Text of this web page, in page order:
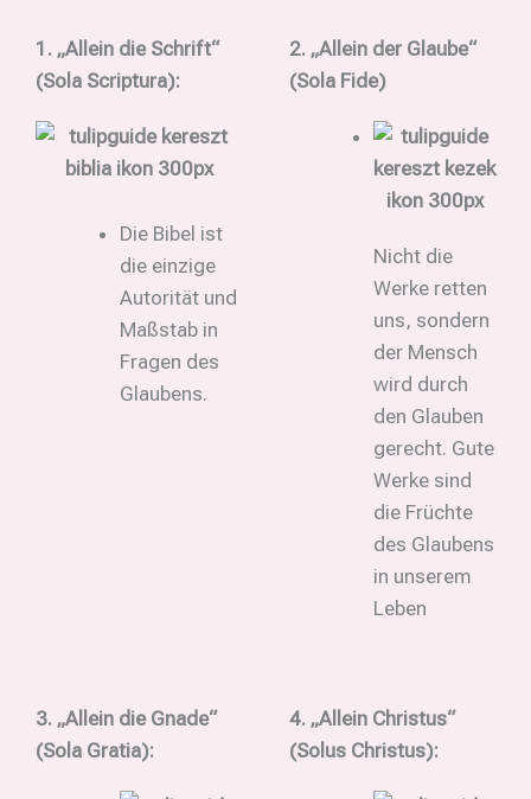
1. „Allein die Schrift“
(Sola Scriptura):
Die Bibel ist
die einzige
Autorität und
Maßstab in
Fragen des
Glaubens.
2. „Allein der Glaube“
(Sola Fide)
Nicht die
Werke retten
uns, sondern
der Mensch
wird durch
den Glauben
gerecht. Gute
Werke sind
die Früchte
des Glaubens
in unserem
Leben
3. „Allein die Gnade“
(Sola Gratia):
4. „Allein Christus“
(Solus Christus):